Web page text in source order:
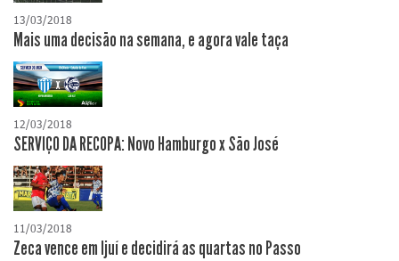
13/03/2018
Mais uma decisão na semana, e agora vale taça
12/03/2018
SERVIÇO DA RECOPA: Novo Hamburgo x São José
11/03/2018
Zeca vence em Ijuí e decidirá as quartas no Passo